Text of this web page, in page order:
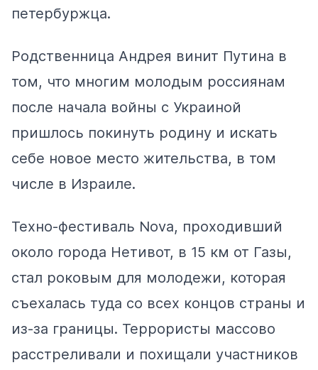
петербуржца.
Родственница Андрея винит Путина в
том, что многим молодым россиянам
после начала войны с Украиной
пришлось покинуть родину и искать
себе новое место жительства, в том
числе в Израиле.
Техно-фестиваль Nova, проходивший
около города Нетивот, в 15 км от Газы,
стал роковым для молодежи, которая
съехалась туда со всех концов страны и
из-за границы. Террористы массово
расстреливали и похищали участников